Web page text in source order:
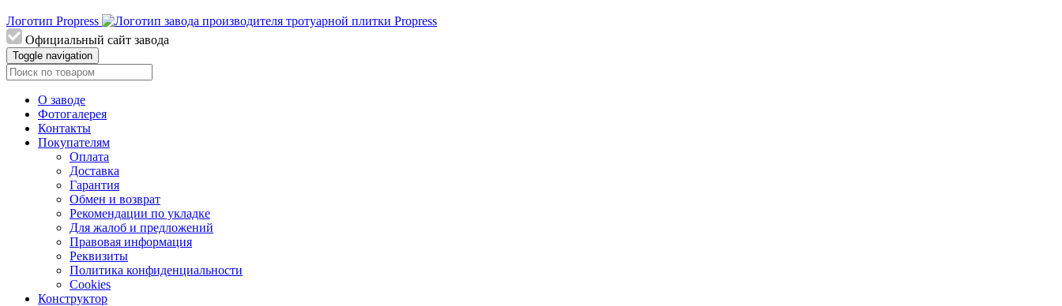
Логотип Propress
Официальный сайт завода
Toggle navigation
О заводе
Фотогалерея
Контакты
Покупателям
Оплата
Доставка
Гарантия
Обмен и возврат
Рекомендации по укладке
Для жалоб и предложений
Правовая информация
Реквизиты
Политика конфиденциальности
Cookies
Конструктор